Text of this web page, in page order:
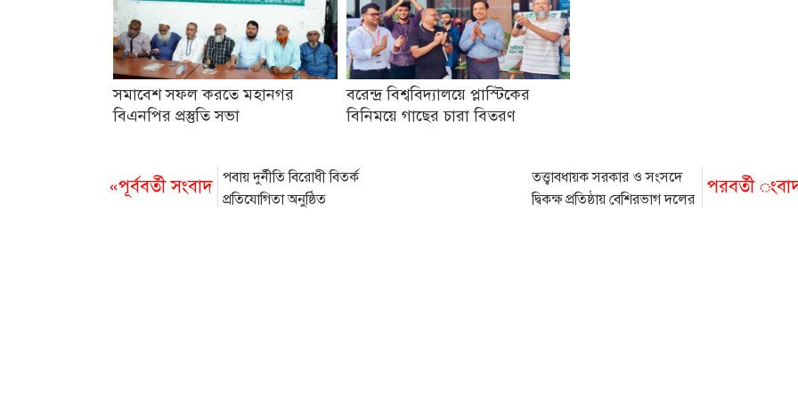
সমাবেশ সফল করতে মহানগর
বিএনপির প্রস্তুতি সভা
বরেন্দ্র বিশ্ববিদ্যালয়ে প্লাস্টিকের
বিনিময়ে গাছের চারা বিতরণ
«পূর্ববর্তী সংবাদ পবায় দুর্নীতি বিরোধী বিতর্ক
প্রতিযোগিতা অনুষ্ঠিত
পরবর্তী
তত্ত্বাবধায়ক সরকার ও সংসদে
দ্বিকক্ষ প্রতিষ্ঠায় বেশিরভাগ দলের